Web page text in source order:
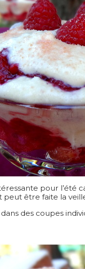
pour l’été
peut être faite la
des coupes